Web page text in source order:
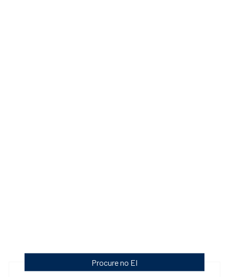
Procure no EI